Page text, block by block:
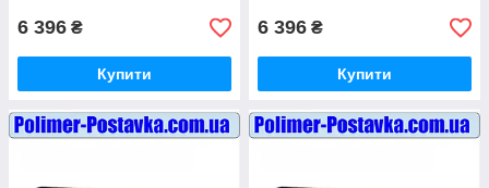
6 396 ₴
Купити
6 396 ₴
Купити